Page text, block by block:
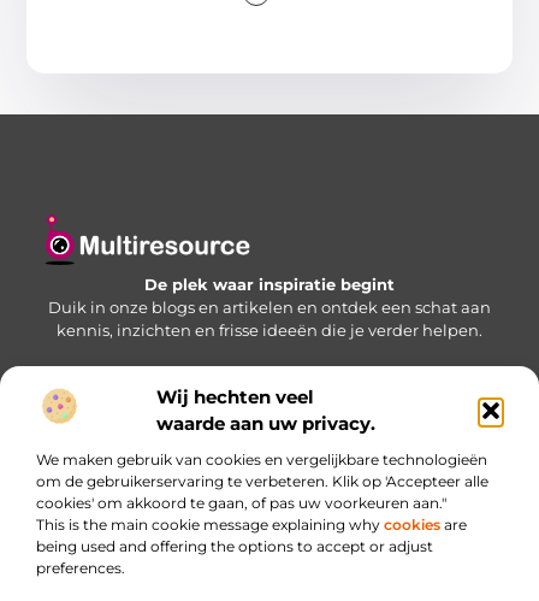
Wij hechten veel
waarde aan uw privacy.
We maken gebruik van cookies en vergelijkbare technologieën
om de gebruikerservaring te verbeteren. Klik op 'Accepteer alle
cookies' om akkoord te gaan, of pas uw voorkeuren aan."
This is the main cookie message explaining why cookies are
being used and offering the options to accept or adjust
preferences.
De plek waar inspiratie begint
Duik in onze blogs en artikelen en ontdek een schat aan
kennis, inzichten en frisse ideeën die je verder helpen.
Bericht categorie
Onze informatie